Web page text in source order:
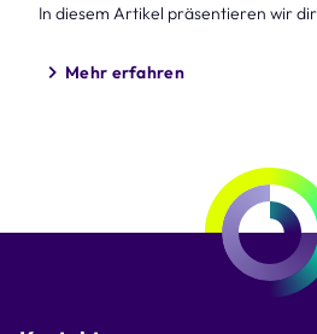
In diesem Artikel präsentieren wir
Mehr erfahren